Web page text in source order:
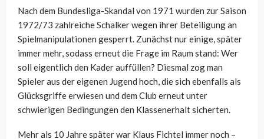
Nach dem Bundesliga-Skandal von 1971 wurden zur Saison
1972/73 zahlreiche Schalker wegen ihrer Beteiligung an
Spielmanipulationen gesperrt. Zunächst nur einige, später
immer mehr, sodass erneut die Frage im Raum stand: Wer
soll eigentlich den Kader auffüllen? Diesmal zog man
Spieler aus der eigenen Jugend hoch, die sich ebenfalls als
Glücksgriffe erwiesen und dem Club erneut unter
schwierigen Bedingungen den Klassenerhalt sicherten.
Mehr als 10 Jahre später war Klaus Fichtel immer noch –